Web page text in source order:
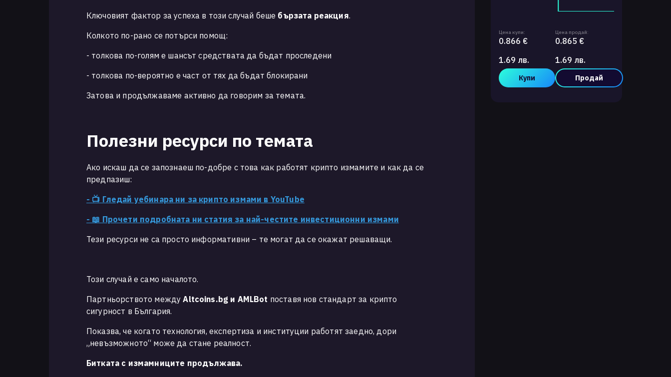
Ключовият фактор за успеха в този случай беше бързата реакция.
Колкото по-рано се потърси помощ:
- толкова по-голям е шансът средствата да бъдат проследени
- толкова по-вероятно е част от тях да бъдат блокирани
Затова и продължаваме активно да говорим за темата.
Полезни ресурси по темата
Ако искаш да се запознаеш по-добре с това как работят крипто измамите и как да се
предпазиш:
- 📺 Гледай уебинара ни за крипто измами в YouTube
- 📖 Прочети подробната ни статия за най-честите инвестиционни измами
Тези ресурси не са просто информативни – те могат да се окажат решаващи.
Този случай е само началото.
Партньорството междуAltcoins.bg и AMLBot поставя нов стандарт за крипто
сигурност в България.
Показва, че когато технология, експертиза и институции работят заедно, дори
„невъзможното“ може да стане реалност.
Битката с измамниците продължава.
Цена купи:
0.866 €
1.69 лв.
Купи
Цена продай:
0.865 €
1.69 лв.
Продай